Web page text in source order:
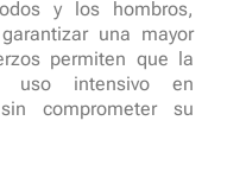
y los hombros,
una mayor
permiten que la
uso intensivo en
comprometer su